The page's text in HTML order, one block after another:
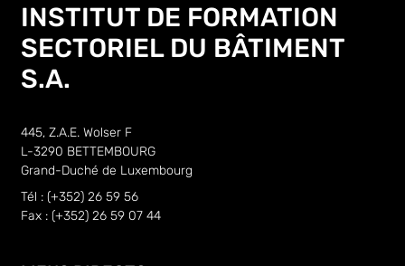
INSTITUT DE FORMATION
SECTORIEL DU BÂTIMENT
S.A.
445, Z.A.E. Wolser F
L-3290 BETTEMBOURG
Grand-Duché de Luxembourg
Tél : (+352) 26 59 56
Fax : (+352) 26 59 07 44